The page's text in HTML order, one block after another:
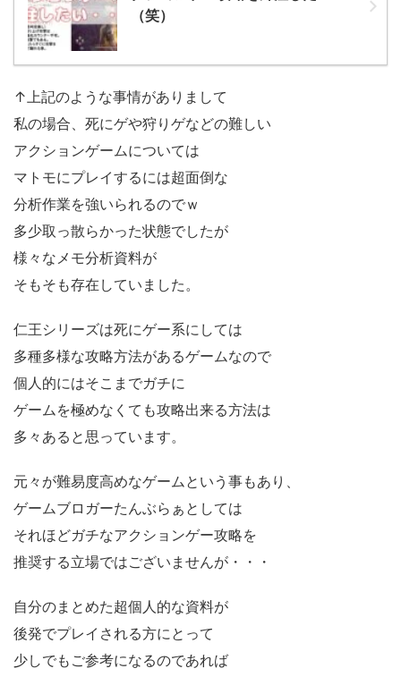
（笑）
↑上記のような事情がありまして
私の場合、死にゲや狩りゲなどの難しい
アクションゲームについては
マトモにプレイするには超面倒な
分析作業を強いられるのでｗ
多少取っ散らかった状態でしたが
様々なメモ分析資料が
そもそも存在していました。
仁王シリーズは死にゲー系にしては
多種多様な攻略方法があるゲームなので
個人的にはそこまでガチに
ゲームを極めなくても攻略出来る方法は
多々あると思っています。
元々が難易度高めなゲームという事もあり、
ゲームブロガーたんぶらぁとしては
それほどガチなアクションゲー攻略を
推奨する立場ではございませんが・・・
自分のまとめた超個人的な資料が
後発でプレイされる方にとって
少しでもご参考になるのであれば